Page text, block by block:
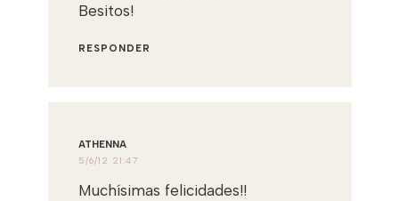
Besitos!
RESPONDER
ATHENNA
5/6/12 21:47
Muchísimas felicidades!!